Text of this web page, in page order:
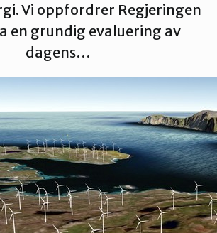
Vi oppfordrer Regjeringen
en grundig evaluering av
dagens…